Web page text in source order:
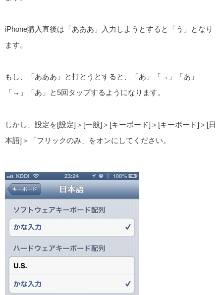
iPhone購入直後は「あああ」入力しようとすると「う」となり
ます。
もし、「あああ」と打とうとすると、「あ」「→」「あ」
「→」「あ」と5回タップするようになります。
しかし、設定を[設定]＞[一般]＞[キーボード]＞[キーボード]＞[日
本語]＞「フリックのみ」をオンにしてください。